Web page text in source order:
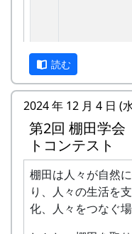
- アンジェラ
- アンジェラ
- アンジェラ
読む
2024 年 12 月 4 日 (
第2回 棚田学会
トコンテスト
棚田は人々が自然
り、人々の生活を
化、人々をつなぐ